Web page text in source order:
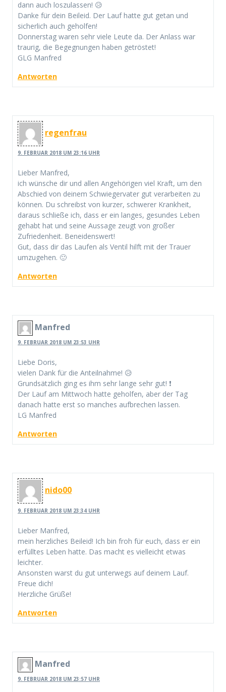
dann auch loszulassen! 😥
Danke für dein Beileid. Der Lauf hatte gut getan und
sicherlich auch geholfen!
Donnerstag waren sehr viele Leute da. Der Anlass war
traurig, die Begegnungen haben getröstet!
GLG Manfred
Antworten
regenfrau
9. FEBRUAR 2018 UM 23:16 UHR
Lieber Manfred,
ich wünsche dir und allen Angehörigen viel Kraft, um den
Abschied von deinem Schwiegervater gut verarbeiten zu
können. Du schreibst von kurzer, schwerer Krankheit,
daraus schließe ich, dass er ein langes, gesundes Leben
gehabt hat und seine Aussage zeugt von großer
Zufriedenheit. Beneidenswert!
Gut, dass dir das Laufen als Ventil hilft mit der Trauer
umzugehen. 🙂
Antworten
Manfred
9. FEBRUAR 2018 UM 23:53 UHR
Liebe Doris,
vielen Dank für die Anteilnahme! 😥
Grundsätzlich ging es ihm sehr lange sehr gut! ❗
Der Lauf am Mittwoch hatte geholfen, aber der Tag
danach hatte erst so manches aufbrechen lassen.
LG Manfred
Antworten
nido00
9. FEBRUAR 2018 UM 23:34 UHR
Lieber Manfred,
mein herzliches Beileid! Ich bin froh für euch, dass er ein
erfülltes Leben hatte. Das macht es vielleicht etwas
leichter.
Ansonsten warst du gut unterwegs auf deinem Lauf.
Freue dich!
Herzliche Grüße!
Antworten
Manfred
9. FEBRUAR 2018 UM 23:57 UHR